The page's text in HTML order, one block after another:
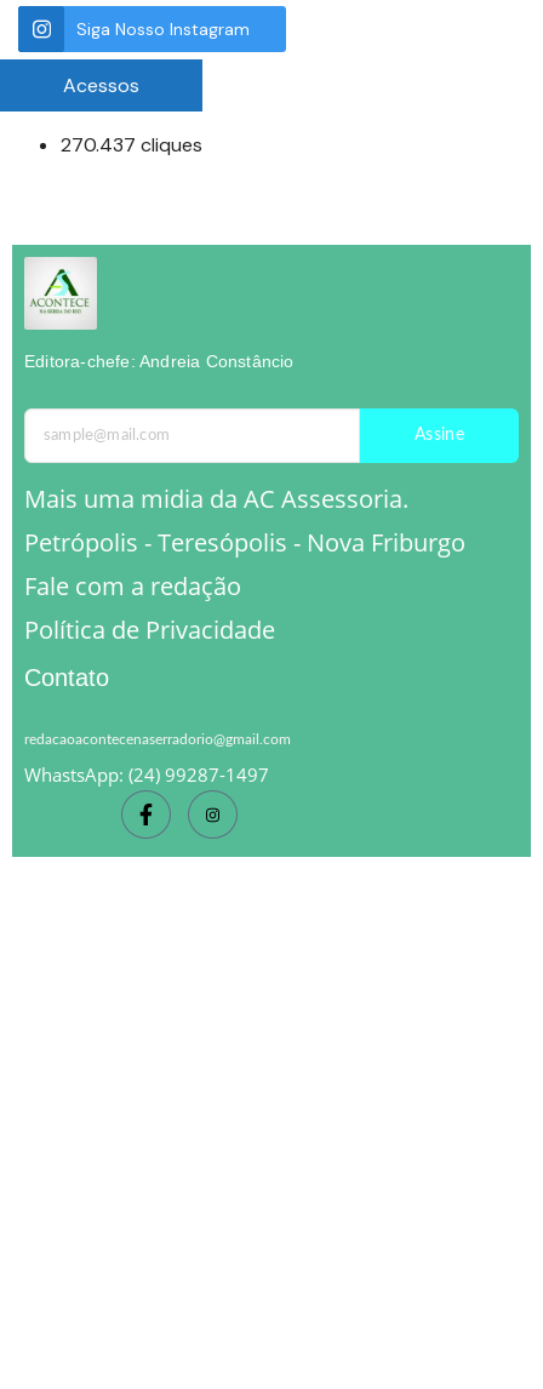
Siga Nosso Instagram
Acessos
270.437 cliques
Editora-chefe: Andreia Constâncio
Assine
Mais uma midia da AC Assessoria.
Petrópolis - Teresópolis - Nova Friburgo
Fale com a redação
Política de Privacidade
Contato
redacaoacontecenaserradorio@gmail.com
WhastsApp: (24) 99287-1497